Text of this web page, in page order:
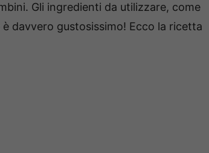
Gli ingredienti da utilizzare, come
davvero gustosissimo! Ecco la ricetta